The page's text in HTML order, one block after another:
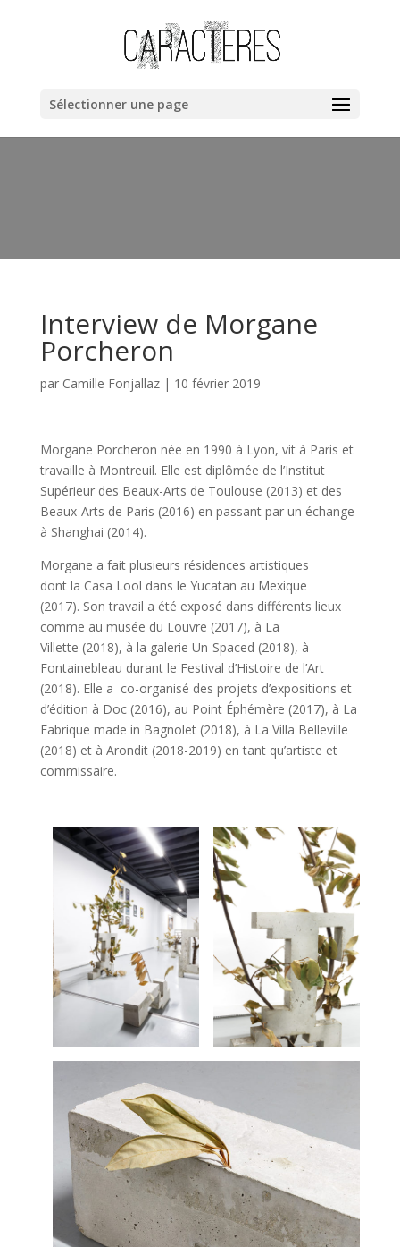
: "continue" targeting switch is equivalent to "break". Did
you mean to use "continue 2"? in
/home/clients/bb40cac019dc8fa67a1da258ee6ce362/web/
Sélectionner une page
Interview de Morgane
Porcheron
par Camille Fonjallaz| 10 février 2019
Morgane Porcheron née en 1990 à Lyon, vit à Paris et
travaille à Montreuil. Elle est diplômée de l’Institut
Supérieur des Beaux-Arts de Toulouse (2013) et des
Beaux-Arts de Paris (2016) en passant par un échange
à Shanghai (2014).
Morgane a fait plusieurs résidences artistiques
dont la Casa Lool dans le Yucatan au Mexique
(2017). Son travail a été exposé dans différents lieux
comme au musée du Louvre (2017), à La
Villette (2018), à la galerie Un-Spaced (2018), à
Fontainebleau durant le Festival d’Histoire de l’Art
(2018). Elle a co-organisé des projets d’expositions et
d’édition à Doc (2016), au Point Éphémère (2017), à La
Fabrique made in Bagnolet (2018), à La Villa Belleville
(2018) et à Arondit (2018-2019) en tant qu’artiste et
commissaire.